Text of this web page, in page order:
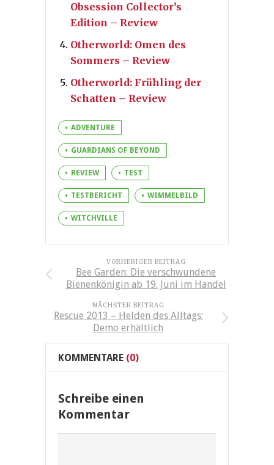
Obsession Collector’s
Edition – Review
Otherworld: Omen des
Sommers – Review
Otherworld: Frühling der
Schatten – Review
ADVENTURE
GUARDIANS OF BEYOND
REVIEW TEST
TESTBERICHT WIMMELBILD
WITCHVILLE
VORHERIGER BEITRAG
Bee Garden: Die verschwundene
Bienenkönigin ab 19. Juni im Handel
NÄCHSTER BEITRAG
Rescue 2013 – Helden des Alltags:
Demo erhältlich
KOMMENTARE (0)
Schreibe einen
Kommentar